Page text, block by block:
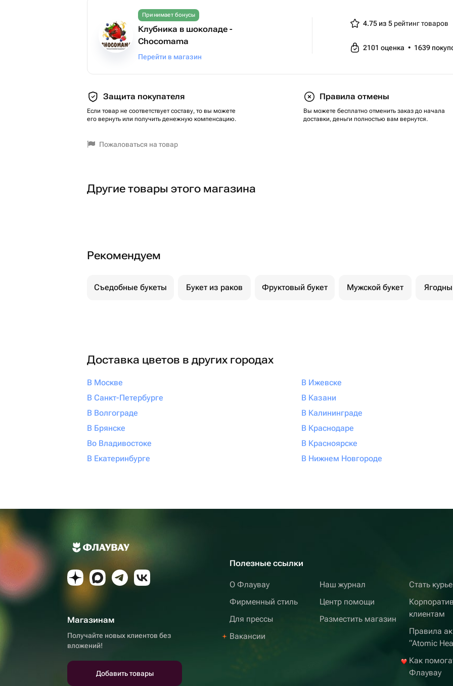
Принимает бонусы
Клубника в шоколаде -
Chocomama
Перейти в магазин
4.75 из 5 рейтинг товаров
2101 оценка • 1639
Защита покупателя
Если товар не соответствует составу, то вы можете
его вернуть или получить денежную компенсацию.
Правила отмены
Вы можете бесплатно отменить заказ до начала
доставки, деньги полностью вам вернутся.
Пожаловаться на товар
Другие товары этого магазина
Рекомендуем
Съедобные букеты Букет из раков Фруктовый букет Мужской букет
Доставка цветов в других городах
В Москве
В Санкт-Петербурге
В Волгограде
В Брянске
Во Владивостоке
В Екатеринбурге
В Ижевске
В Казани
В Калининграде
В Краснодаре
В Красноярске
В Нижнем Новгороде
Магазинам
Получайте новых клиентов без
вложений!
Добавить товары
Полезные ссылки
О Флаувау
Фирменный стиль
Для прессы
Вакансии
Наш журнал
Центр помощи
Разместить магазин
Стать
клиентам
Правила
“Atomic
Как
Флаувау